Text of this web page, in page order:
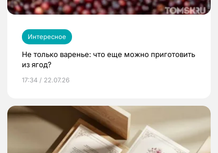
Интересное
Не только варенье: что еще можно приготовить
из ягод?
17:34 / 22.07.26